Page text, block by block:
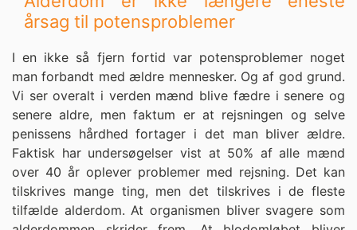
årsag til potensproblemer
I en ikke så fjern fortid var potensproblemer noget
man forbandt med ældre mennesker. Og af god grund.
Vi ser overalt i verden mænd blive fædre i senere og
senere aldre, men faktum er at rejsningen og selve
penissens hårdhed fortager i det man bliver ældre.
Faktisk har undersøgelser vist at 50% af alle mænd
over 40 år oplever problemer med rejsning. Det kan
tilskrives mange ting, men det tilskrives i de fleste
tilfælde alderdom. At organismen bliver svagere som